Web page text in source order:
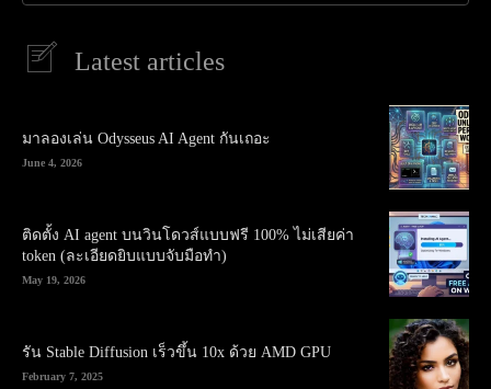
Latest articles
มาลองเล่น Odysseus AI Agent กันเถอะ
June 4, 2026
ติดตั้ง AI agent บนวินโดวส์แบบฟรี 100% ไม่เสียค่า
token (ละเอียดยิบแบบจับมือทำ)
May 19, 2026
รัน Stable Diffusion เร็วขึ้น 10x ด้วย AMD GPU
February 7, 2025